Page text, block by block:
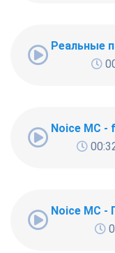
Реальные
Noice MC -
Noice MC -